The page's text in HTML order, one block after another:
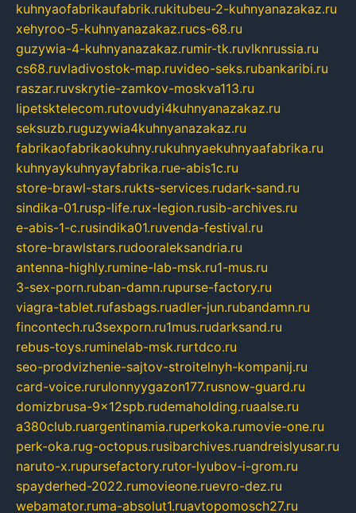
kuhnyaofabrikaufabrik.rukitubeu-2-kuhnyanazakaz.ru
xehyroo-5-kuhnyanazakaz.rucs-68.ru
guzywia-4-kuhnyanazakaz.rumir-tk.ruvlknrussia.ru
cs68.ruvladivostok-map.ruvideo-seks.rubankaribi.ru
raszar.ruvskrytie-zamkov-moskva113.ru
lipetsktelecom.rutovudyi4kuhnyanazakaz.ru
seksuzb.ruguzywia4kuhnyanazakaz.ru
fabrikaofabrikaokuhny.rukuhnyaekuhnyaafabrika.ru
kuhnyaykuhnyayfabrika.rue-abis1c.ru
store-brawl-stars.rukts-services.rudark-sand.ru
sindika-01.rusp-life.rux-legion.rusib-archives.ru
e-abis-1-c.rusindika01.ruvenda-festival.ru
store-brawlstars.rudooraleksandria.ru
antenna-highly.rumine-lab-msk.ru1-mus.ru
3-sex-porn.ruban-damn.rupurse-factory.ru
viagra-tablet.rufasbags.ruadler-jun.rubandamn.ru
fincontech.ru3sexporn.ru1mus.rudarksand.ru
rebus-toys.ruminelab-msk.rurtdco.ru
seo-prodvizhenie-sajtov-stroitelnyh-kompanij.ru
card-voice.rurulonnyygazon177.rusnow-guard.ru
domizbrusa-9x12spb.rudemaholding.ruaalse.ru
a380club.ruargentinamia.ruperkoka.rumovie-one.ru
perk-oka.rug-octopus.rusibarchives.ruandreislyusar.ru
naruto-x.rupursefactory.rutor-lyubov-i-grom.ru
spayderhed-2022.rumovieone.ruevro-dez.ru
webamator.ruma-absolut1.ruavtopomosch27.ru